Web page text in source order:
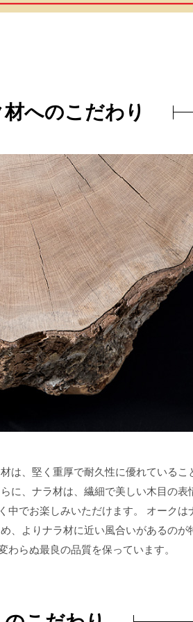
へのこだわり
、堅く重厚で耐久性に優れているこ
に、ナラ材は、繊細で美しい木目の
でお楽しみいただけます。 オーク
、よりナラ材に近い風合いがあるのが
らぬ最良の品質を保っています。